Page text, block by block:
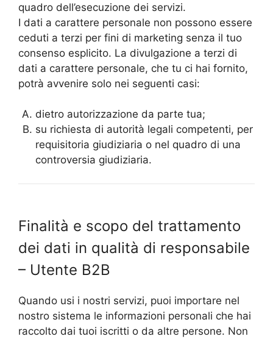
quadro dell’esecuzione dei servizi.
I dati a carattere personale non possono essere
ceduti a terzi per fini di marketing senza il tuo
consenso esplicito. La divulgazione a terzi di
dati a carattere personale, che tu ci hai fornito,
potrà avvenire solo nei seguenti casi:
dietro autorizzazione da parte tua;
su richiesta di autorità legali competenti, per
requisitoria giudiziaria o nel quadro di una
controversia giudiziaria.
Finalità e scopo del trattamento
dei dati in qualità di responsabile
– Utente B2B
Quando usi i nostri servizi, puoi importare nel
nostro sistema le informazioni personali che hai
raccolto dai tuoi iscritti o da altre persone. Non